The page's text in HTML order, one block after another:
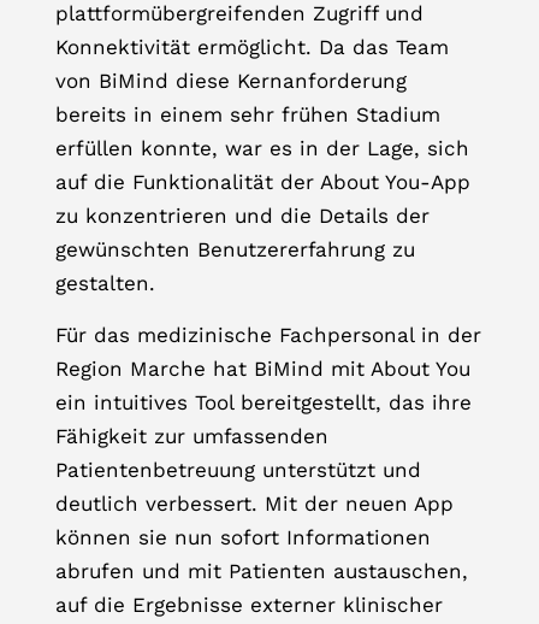
plattformübergreifenden Zugriff und
Konnektivität ermöglicht. Da das Team
von BiMind diese Kernanforderung
bereits in einem sehr frühen Stadium
erfüllen konnte, war es in der Lage, sich
auf die Funktionalität der About You-App
zu konzentrieren und die Details der
gewünschten Benutzererfahrung zu
gestalten.
Für das medizinische Fachpersonal in der
Region Marche hat BiMind mit About You
ein intuitives Tool bereitgestellt, das ihre
Fähigkeit zur umfassenden
Patientenbetreuung unterstützt und
deutlich verbessert. Mit der neuen App
können sie nun sofort Informationen
abrufen und mit Patienten austauschen,
auf die Ergebnisse externer klinischer